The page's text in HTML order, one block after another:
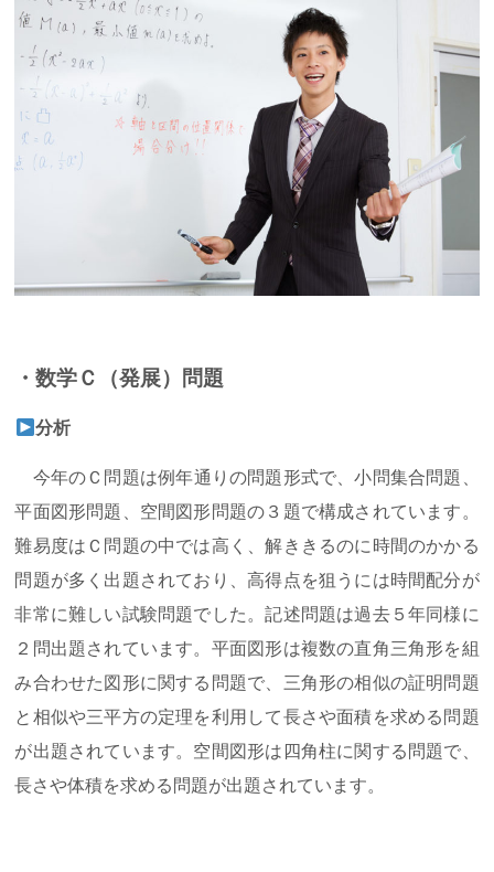
・数学Ｃ（発展）問題
分析
今年のＣ問題は例年通りの問題形式で、小問集合問題、
平面図形問題、空間図形問題の３題で構成されています。
難易度はＣ問題の中では高く、解ききるのに時間のかかる
問題が多く出題されており、高得点を狙うには時間配分が
非常に難しい試験問題でした。記述問題は過去５年同様に
２問出題されています。平面図形は複数の直角三角形を組
み合わせた図形に関する問題で、三角形の相似の証明問題
と相似や三平方の定理を利用して長さや面積を求める問題
が出題されています。空間図形は四角柱に関する問題で、
長さや体積を求める問題が出題されています。